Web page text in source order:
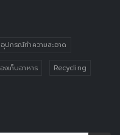
อุปกรณ์ทำความสะอาด
งเก็บอาหาร Recycling